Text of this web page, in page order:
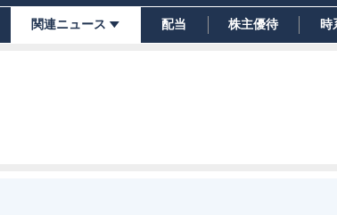
関連ニュース 配当 株主優待 時